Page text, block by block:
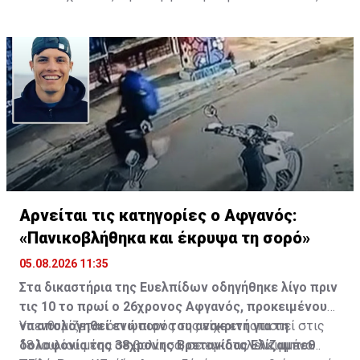
Αρνείται τις κατηγορίες ο Αφγανός:
«Πανικοβλήθηκα και έκρυψα τη σορό»
05.08.2026 11:35
Στα δικαστήρια της Ευελπίδων οδηγήθηκε λίγο πριν
τις 10 το πρωί ο 26χρονος Αφγανός, προκειμένου
να απολογηθεί ενώπιον του ανακριτή για τη
δολοφονία της 38χρονης Βρετανίδας Ελίζαμπεθ
Υπενθυμίζεται ότι η σορός της είχε εντοπιστεί στις
18 Ιουλίου μέσα σε βαλίτσα, σε εγκαταλελειμμένο